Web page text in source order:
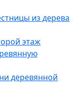
из дерева
этаж
деревянной